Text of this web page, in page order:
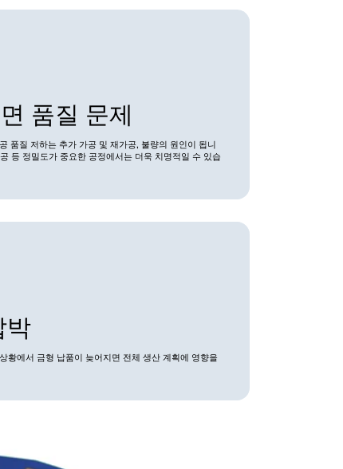
품질 문제
품질 저하는 추가 가공 및 재가공, 불량의 원인이 됩니
등 정밀도가 중요한 공정에서는 더욱 치명적일 수 있습
박
황에서 금형 납품이 늦어지면 전체 생산 계획에 영향을